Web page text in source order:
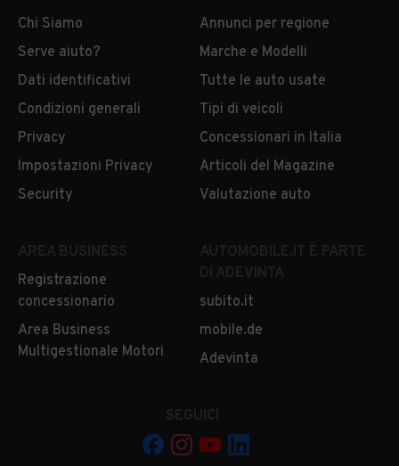
Chi Siamo
Serve aiuto?
Dati identificativi
Condizioni generali
Privacy
Impostazioni Privacy
Security
Annunci per regione
Marche e Modelli
Tutte le auto usate
Tipi di veicoli
Concessionari in Italia
Articoli del Magazine
Valutazione auto
Registrazione
concessionario
Area Business
Multigestionale Motori
subito.it
mobile.de
Adevinta